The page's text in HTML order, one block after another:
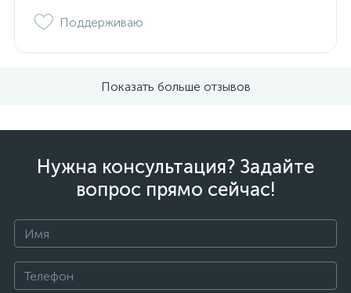
Поддерживаю
Показать больше отзывов
Нужна консультация? Задайте
вопрос прямо сейчас!